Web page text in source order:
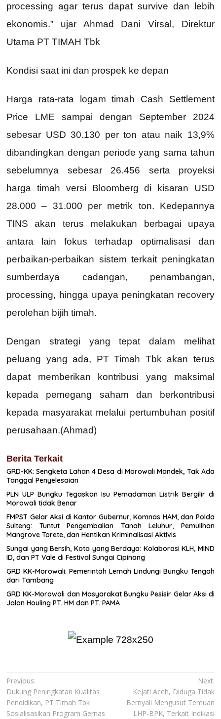
processing agar terus dapat survive dan lebih
ekonomis.” ujar Ahmad Dani Virsal, Direktur
Utama PT TIMAH Tbk
Kondisi saat ini dan prospek ke depan
Harga rata-rata logam timah Cash Settlement
Price LME sampai dengan September 2024
sebesar USD 30.130 per ton atau naik 13,9%
dibandingkan dengan periode yang sama tahun
sebelumnya sebesar 26.456 serta proyeksi
harga timah versi Bloomberg di kisaran USD
28.000 – 31.000 per metrik ton. Kedepannya
TINS akan terus melakukan berbagai upaya
antara lain fokus terhadap optimalisasi dan
perbaikan-perbaikan sistem terkait peningkatan
sumberdaya cadangan, penambangan,
processing, hingga upaya peningkatan recovery
perolehan bijih timah.
Dengan strategi yang tepat dalam melihat
peluang yang ada, PT Timah Tbk akan terus
dapat memberikan kontribusi yang maksimal
kepada pemegang saham dan berkontribusi
kepada masyarakat melalui pertumbuhan positif
perusahaan.(Ahmad)
Berita Terkait
GRD-KK: Sengketa Lahan 4 Desa di Morowali Mandek, Tak Ada
Tanggal Penyelesaian
PLN ULP Bungku Tegaskan Isu Pemadaman Listrik Bergilir di
Morowali tidak Benar
FMPST Gelar Aksi di Kantor Gubernur, Komnas HAM, dan Polda
Sulteng: Tuntut Pengembalian Tanah Leluhur, Pemulihan
Mangrove Torete, dan Hentikan Kriminalisasi Aktivis
Sungai yang Bersih, Kota yang Berdaya: Kolaborasi KLH, MIND
ID, dan PT Vale di Festival Sungai Cipinang
GRD KK-Morowali: Pemerintah Lemah Lindungi Bungku Tengah
dari Tambang
GRD KK-Morowali dan Masyarakat Bungku Pesisir Gelar Aksi di
Jalan Houling PT. HM dan PT. PAMA
Navigasi
pos
Previous:
Dukung Peningkatan Kualitas
Pendidikan, PT Timah Tbk
Sosialisasikan Program Gernas
Next:
Kejati Aceh, Diduga Tidak
Bernyali Mengusut Temuan
LHP-BPK, Terkait Indikasi